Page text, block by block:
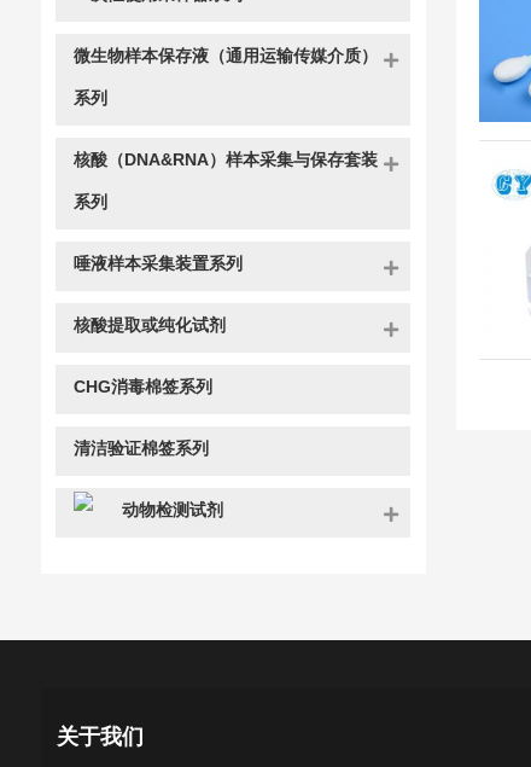
微生物样本保存液（通用运输传媒介质）
系列
核酸（DNA&RNA）样本采集与保存套装
系列
唾液样本采集装置系列
核酸提取或纯化试剂
CHG消毒棉签系列
清洁验证棉签系列
动物检测试剂
关于我们